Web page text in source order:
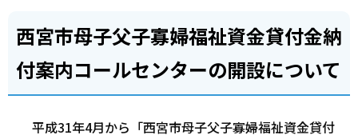
西宮市母子父子寡婦福祉資金貸付金納
付案内コールセンターの開設について
平成31年4月から「西宮市母子父子寡婦福祉資金貸付